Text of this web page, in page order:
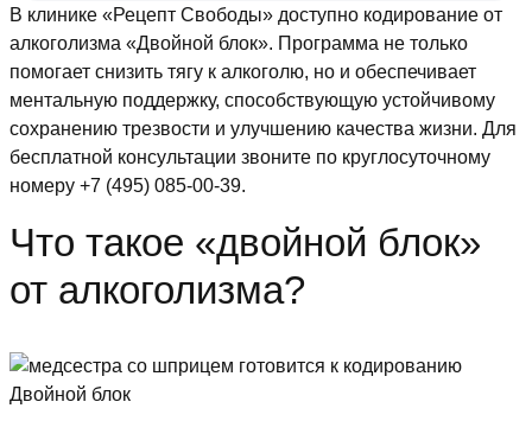
В клинике «Рецепт Свободы» доступно кодирование от
алкоголизма «Двойной блок». Программа не только
помогает снизить тягу к алкоголю, но и обеспечивает
ментальную поддержку, способствующую устойчивому
сохранению трезвости и улучшению качества жизни. Для
бесплатной консультации звоните по круглосуточному
номеру +7 (495) 085-00-39.
Что такое «двойной блок»
от алкоголизма?